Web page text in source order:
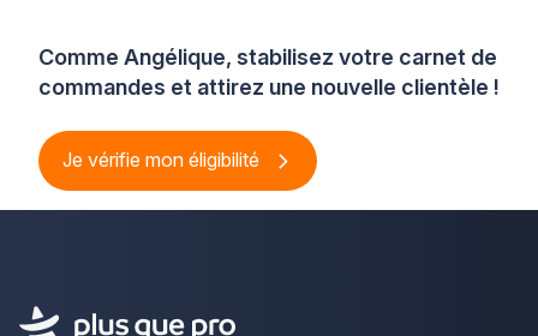
Comme Angélique, stabilisez votre carnet de
commandes et attirez une nouvelle clientèle !
Je vérifie mon éligibilité